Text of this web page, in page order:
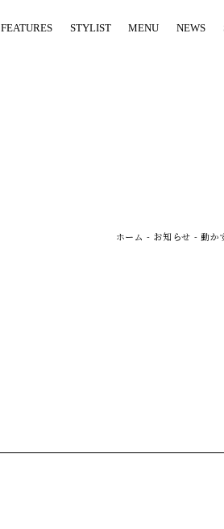
FEATURES STYLIST MENU NEWS
ホーム - お知らせ -動か